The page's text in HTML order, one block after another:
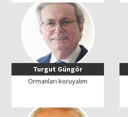
Turgut Güngör
Ormanları koruyalım